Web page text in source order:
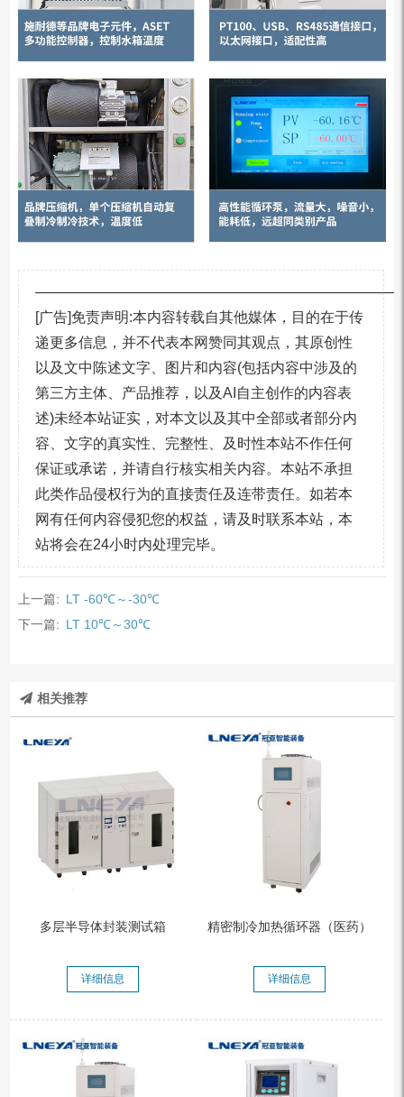
[广告]免责声明:本内容转载自其他媒体，目的在于传
递更多信息，并不代表本网赞同其观点，其原创性
以及文中陈述文字、图片和内容(包括内容中涉及的
第三方主体、产品推荐，以及AI自主创作的内容表
述)未经本站证实，对本文以及其中全部或者部分内
容、文字的真实性、完整性、及时性本站不作任何
保证或承诺，并请自行核实相关内容。本站不承担
此类作品侵权行为的直接责任及连带责任。如若本
网有任何内容侵犯您的权益，请及时联系本站，本
站将会在24小时内处理完毕。
上一篇: LT -60℃～-30℃
下一篇: LT 10℃～30℃
相关推荐
多层半导体封装测试箱
详细信息
精密制冷加热循环器（医药）
详细信息